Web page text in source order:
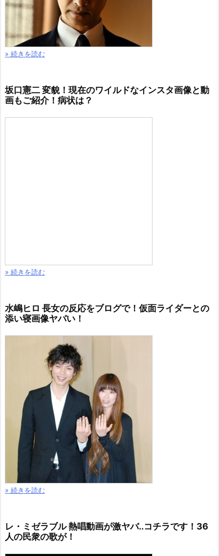
» 続きを読む
坂口憲二 変貌！現在のワイルドなインスタ画像と動
画もご紹介！病状は？
» 続きを読む
水嶋ヒロ 長女の反応をブログで！仮面ライダーとの
添い寝画像ヤバい！
» 続きを読む
レ・ミゼラブル 熱唱動画が激ヤバ..コチラです！36
人の民衆の歌が！